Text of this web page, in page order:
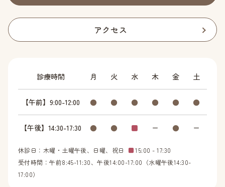
アクセス
診療時間 月 火 水 木 金 土
【午前】9:00-12:00 ● ● ● ● ● ●
【午後】14:30-17:30 ● ● ■ ー ● ー
休診日：木曜・土曜午後、日曜、祝日 ■15:00 - 17:30
受付時間：午前8:45-11:30、午後14:00-17:00（水曜午後14:30-
17:00）